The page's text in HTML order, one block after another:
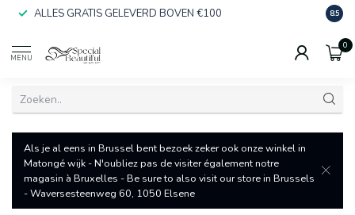
ALLES GRATIS GELEVERD BOVEN €100 8.5
MENU
0
Als je al eens in Brussel bent bezoek zeker ook onze winkel in
Matongé wijk - N'oubliez pas de visiter également notre
magasin à Bruxelles - Be sure to also visit our store in Brussels
- Waversesteenweg 60, 1050 Elsene